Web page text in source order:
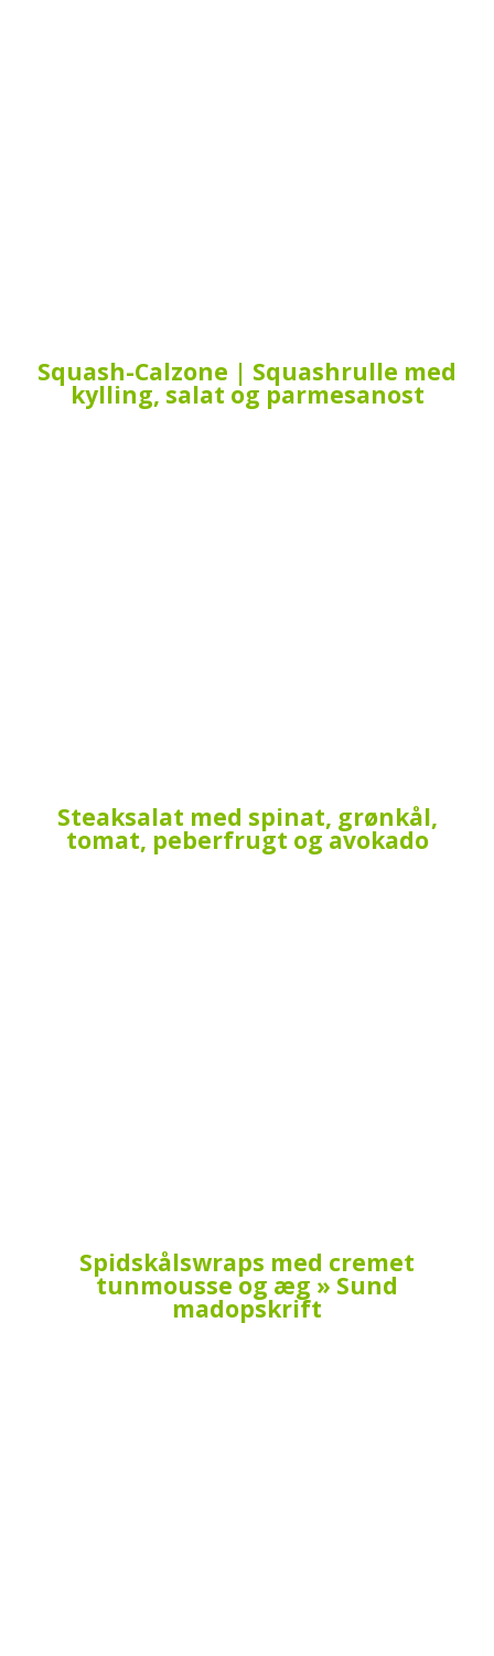
Squash-Calzone | Squashrulle med
kylling, salat og parmesanost
Steaksalat med spinat, grønkål,
tomat, peberfrugt og avokado
Spidskålswraps med cremet
tunmousse og æg » Sund
madopskrift